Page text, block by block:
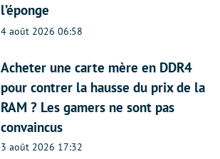
l’éponge
4 août 2026 06:58
Acheter une carte mère en DDR4
pour contrer la hausse du prix de la
RAM ? Les gamers ne sont pas
convaincus
3 août 2026 17:32